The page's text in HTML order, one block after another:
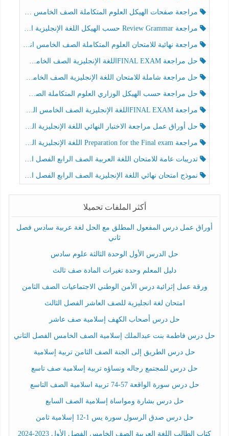
مراجعة صفحات الهيكل العلوم المتكاملة الصف الخامس انسبير الفصل الثالث
مراجعة Review Grammar حسب الهيكل اللغة الإنجليزية الصف الخامس الفصل الثالث
مراجعة نهائية للامتحان العلوم المتكاملة الصف الخامس انسبير الفصل الثالث
حل مراجعة FINAL EXAMاللغة الإنجليزية الصف الخامس الفصل الثالث
حل مراجعة شاملة للامتحان اللغة الإنجليزية الصف الخامس الفصل الثالث
حل مراجعة حسب الهيكل الوزاري العلوم المتكاملة الصف الخامس عام الفصل الثالث
مراجعة FINAL EXAMاللغة الإنجليزية الصف الخامس الفصل الثالث
حل أوراق عمل مراجعة الاختبار النهائي اللغة الإنجليزية الصف الرابع الفصل الثالث
مراجعة Preparation for the Final exam اللغة الإنجليزية الصف الرابع الفصل الثالث
تدريبات عامة للامتحان اللغة العربية الصف الرابع الفصل الثالث
نموذج امتحان نهائي اللغة الإنجليزية الصف الرابع الفصل الثالث
أكثر الملفات تحميلا
أوراق عمل درس المفعول المطلق مع الحل لغة عربية سادس فصل
ثاني
حل الدرس الأول الوحدة الثالثة علوم سادس
دليل المعلم وحدة تغيرات المادة صف ثالث
ورقة عمل إثرائية درس الأمن الوطني الاجتماعيات الصف الثامن
امتحان لغة انجليزية للصف العاشر الفصل الثالث
حل درس أصحاب الكهف إسلامية صف عاشر
حل درس فاطمة بنت عبدالملك إسلامية الصف الخامس الفصل الثاني
حل درس الطريق إلى الجنة الصف الثامن تربية إسلامية
حل درس للمجتمع رجاله ونساؤه تربية إسلامية صف تاسع
حل درس سورة الواقعة 57-74 تربية اسلامية الصف التاسع
حل درس بشارة ومواساة إسلامية الصف السابع
حل درس صدق الرسول سورة يس 1-12 إسلامية ثامن
كتاب الطالب اللغة العربية الصف الخامس الفصل الأول 2023-2024